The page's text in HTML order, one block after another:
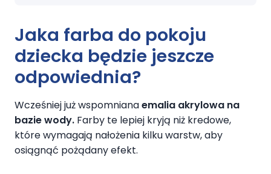
Jaka farba do pokoju
dziecka będzie jeszcze
odpowiednia?
Wcześniej już wspomnianaemalia akrylowa na
bazie wody. Farby te lepiej kryją niż kredowe,
które wymagają nałożenia kilku warstw, aby
osiągnąć pożądany efekt.